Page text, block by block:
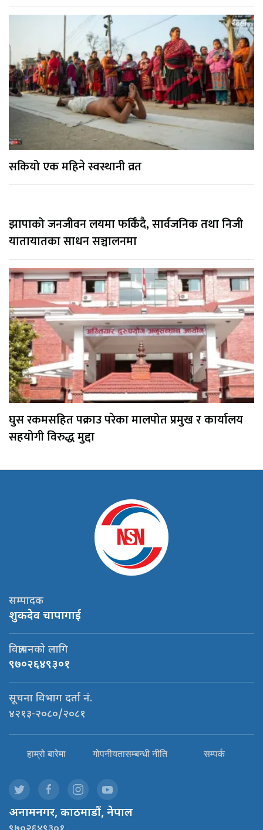
सकियो एक महिने स्वस्थानी व्रत
झापाको जनजीवन लयमा फर्किँदै, सार्वजनिक तथा निजी
यातायातका साधन सञ्चालनमा
घुस रकमसहित पक्राउ परेका मालपोत प्रमुख र कार्यालय
सहयोगी विरुद्ध मुद्दा
सम्पादक
शुकदेव चापागाई
विज्ञापनको लागि
९७०२६४९३०१
सूचना विभाग दर्ता नं.
४२१३-२०८०/२०८१
हाम्रो बारेमा गोपनीयतासम्बन्धी नीति सम्पर्क
अनामनगर, काठमाडौं, नेपाल